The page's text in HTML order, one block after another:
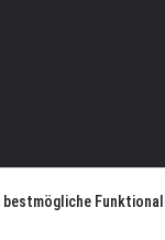
bestmögliche